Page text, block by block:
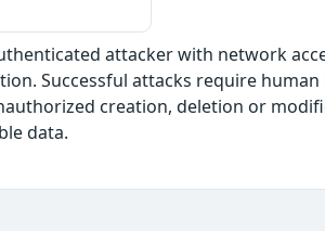
attacker with network
Successful attacks require
creation, deletion or
data.